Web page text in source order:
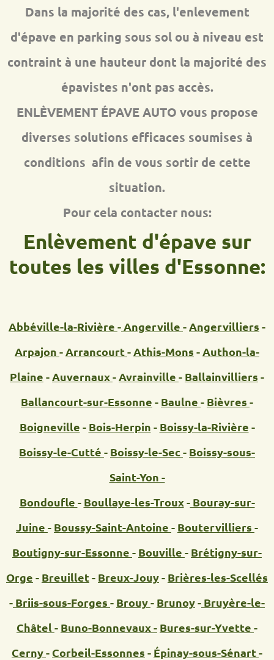
Dans la majorité des cas, l'enlevement
d'épave en parking sous sol ou à niveau est
contraint à une hauteur dont la majorité des
épavistes n'ont pas accès.
ENLÈVEMENT ÉPAVE AUTO vous propose
diverses solutions efficaces soumises à
conditions afin de vous sortir de cette
situation.
Pour cela contacter nous:
Enlèvement d'épave sur
toutes les villes d'Essonne:
Abbéville-la-Rivière -Angerville -Angervilliers -
Arpajon -Arrancourt-Athis-Mons -Authon-la-
Plaine -Auvernaux-Avrainville - Ballainvilliers -
Ballancourt-sur-Essonne - Baulne - Bièvres -
Boigneville - Bois-Herpin - Boissy-la-Rivière -
Boissy-le-Cutté - Boissy-le-Sec- Boissy-sous-
Saint-Yon -
Bondoufle - Boullaye-les-Troux-Bouray-sur-
Juine - Boussy-Saint-Antoine - Boutervilliers -
Boutigny-sur-Essonne - Bouville - Brétigny-sur-
Orge - Breuillet- Breux-Jouy- Brières-les-Scellés
- Briis-sous-Forges - Brouy- Brunoy- Bruyère-le-
Châtel- Buno-Bonnevaux - Bures-sur-Yvette -
Cerny- Corbeil-Essonnes - Épinay-sous-Sénart-